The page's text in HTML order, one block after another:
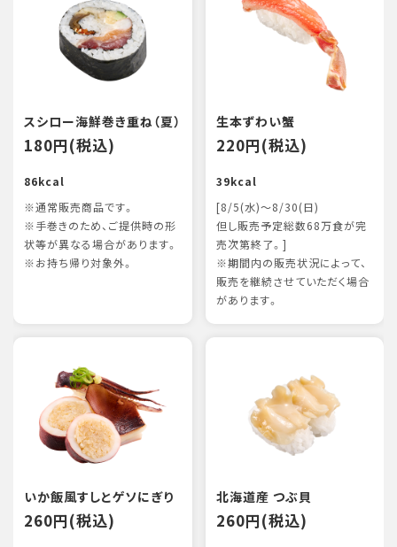
スシロー海鮮巻き重ね（夏）
180円(税込)
86kcal
※通常販売商品です。
※手巻きのため、ご提供時の形
状等が異なる場合があります。
※お持ち帰り対象外。
生本ずわい蟹
220円(税込)
39kcal
[8/5(水)～8/30(日)
但し販売予定総数68万食が完
売次第終了。]
※期間内の販売状況によって、
販売を継続させていただく場合
があります。
いか飯風すしとゲソにぎり
260円(税込)
北海道産 つぶ貝
260円(税込)